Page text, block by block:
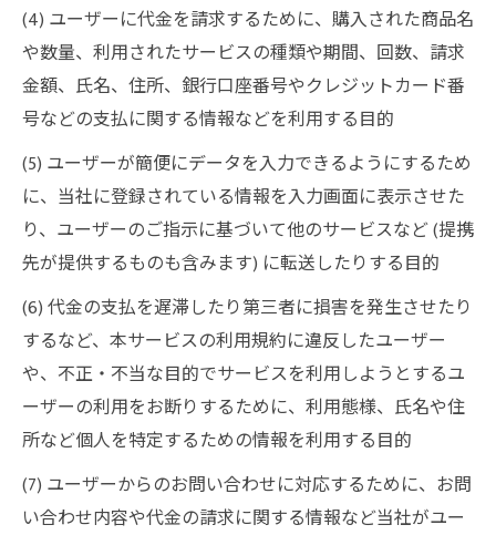
(4) ユーザーに代金を請求するために、購入された商品名
や数量、利用されたサービスの種類や期間、回数、請求
金額、氏名、住所、銀行口座番号やクレジットカード番
号などの支払に関する情報などを利用する目的
(5) ユーザーが簡便にデータを入力できるようにするため
に、当社に登録されている情報を入力画面に表示させた
り、ユーザーのご指示に基づいて他のサービスなど (提携
先が提供するものも含みます) に転送したりする目的
(6) 代金の支払を遅滞したり第三者に損害を発生させたり
するなど、本サービスの利用規約に違反したユーザー
や、不正・不当な目的でサービスを利用しようとするユ
ーザーの利用をお断りするために、利用態様、氏名や住
所など個人を特定するための情報を利用する目的
(7) ユーザーからのお問い合わせに対応するために、お問
い合わせ内容や代金の請求に関する情報など当社がユー